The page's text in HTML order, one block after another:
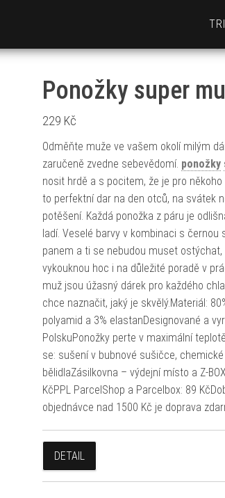
Ponožky super
229 Kč
Odměňte muže ve vašem okolí milým
zaručeně zvedne sebevědomí. ponožky
nosit hrdě a s pocitem, že je pro
to perfektní dar na den otců, na svátek
potěšení. Každá ponožka z páru je
ladí. Veselé barvy v kombinaci s černou
panem a ti se nebudou muset ostýchat,
vykouknou hoc i na důležité poradě v
muž jsou úžasný dárek pro každého
chce naznačit, jaký je skvělý.Materiál:
polyamid a 3% elastanDesignované a
PolskuPonožky perte v maximální
se: sušení v bubnové sušičce,
bělidlaZásilkovna – výdejní místo a Z-
KčPPL ParcelShop a Parcelbox: 89
objednávce nad 1500 Kč je doprava
DETAIL